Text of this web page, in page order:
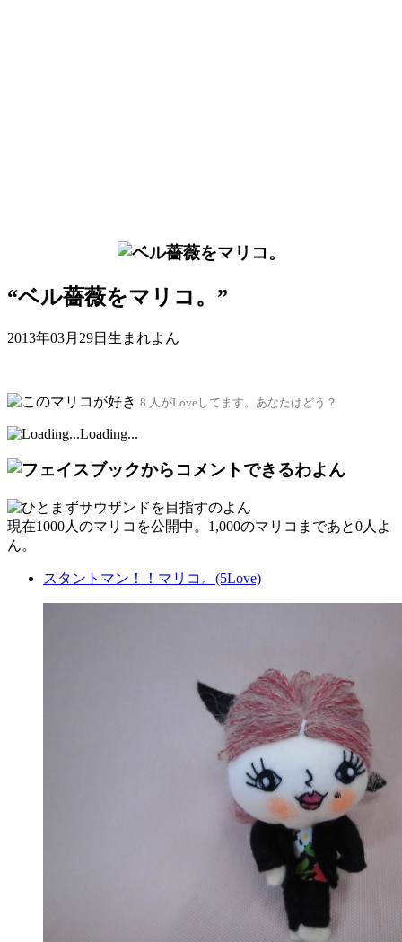
“ベル薔薇をマリコ。”
2013年03月29日生まれよん
8 人がLoveしてます。あなたはどう？
Loading...
現在1000人 のマリコを公開中。1,000のマリコまであと0人 よ
ん。
スタントマン！！マリコ。(5Love)